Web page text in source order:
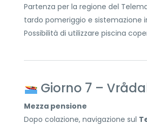
Partenza per la regione del
tardo pomeriggio e sistemazione
Possibilità di utilizzare piscina
Giorno 7 –
Mezza pensione
Dopo colazione, navigazione sul